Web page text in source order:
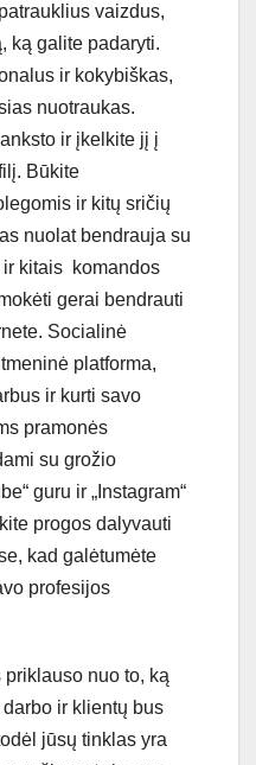
vaizdus,
ką galite padaryti.
ir kokybiškas,
nuotraukas.
ir įkelkite jį į
Būkite
ir kitų sričių
nuolat bendrauja su
kitais komandos
gerai bendrauti
Socialinė
platforma,
ir kurti savo
pramonės
su grožio
guru ir „Instagram“
progos dalyvauti
kad galėtumėte
profesijos
nuo to, ką
ir klientų bus
jūsų tinklas yra